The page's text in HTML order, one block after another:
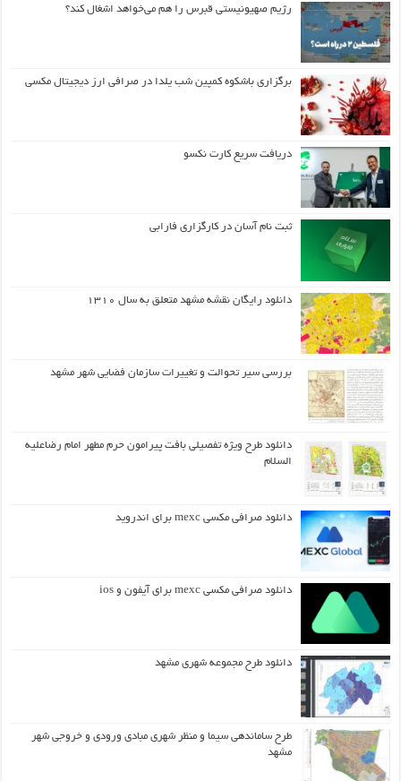
رژیم صهیونیستی قبرس را هم می‌خواهد اشغال کند؟
برگزاری باشکوه کمپین شب یلدا در صرافی ارز دیجیتال مکسی
دریافت سریع کارت نکسو
ثبت نام آسان در کارگزاری فارابی
دانلود رایگان نقشه مشهد متعلق به سال ۱۳۱۰
بررسی سیر تحوالت و تغییرات سازمان فضایی شهر مشهد
دانلود طرح ويژه تفصيلي بافت پيرامون حرم مطهر امام رضاعليه
السلام
دانلود صرافی مکسی mexc برای اندروید
دانلود صرافی مکسی mexc برای آیفون و ios
دانلود طرح مجموعه شهری مشهد
طرح ساماندهی سیما و منظر شهری مبادی ورودی و خروجی شهر
مشهد